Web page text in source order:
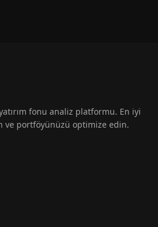
fonu analiz platformu. En iyi
ve portföyünüzü optimize edin.